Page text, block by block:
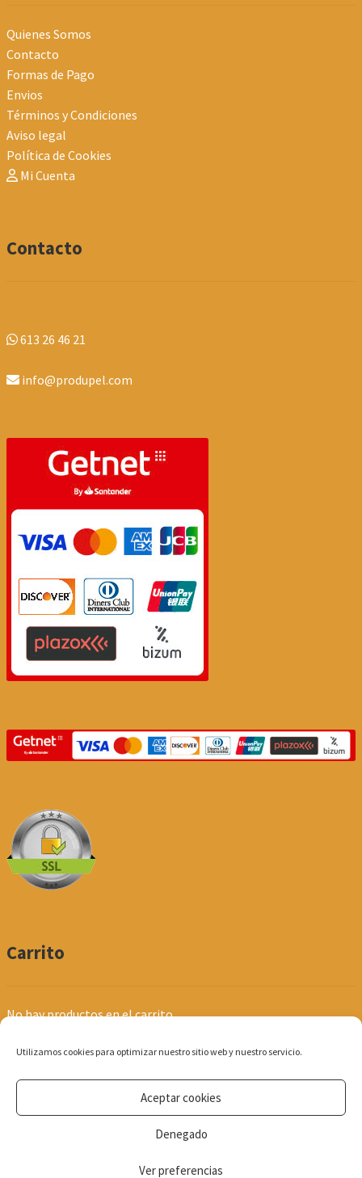
Utilizamos cookies para optimizar nuestro sitio web y nuestro servicio.
Aceptar cookies
Denegado
Ver preferencias
Quienes Somos
Contacto
Formas de Pago
Envios
Términos y Condiciones
Aviso legal
Política de Cookies
Mi Cuenta
Contacto
613 26 46 21
info@produpel.com
Carrito
No hay productos en el carrito.
© Produpel | Productos de Peluquería y Estética 2026